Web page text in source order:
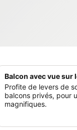
Balcon avec vue sur
Profite de levers de
balcons privés, pour
magnifiques.